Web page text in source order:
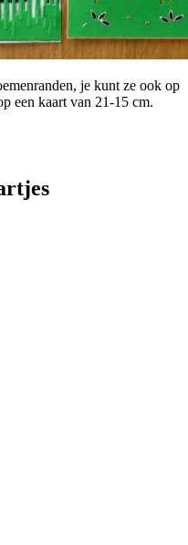
je kunt ze ook op
een kaart van 21-15 cm.